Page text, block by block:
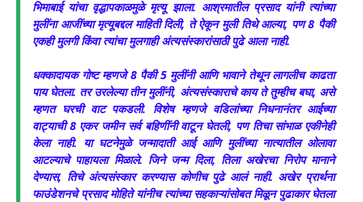
भिमाबाई यांचा वृद्धापकाळमुळे मृत्यू झाला. आश्रमातील प्रसाद यांनी त्यांच्या
मुलींना आजींच्या मृत्यूबद्दल माहिती दिली, ते ऐकून मुली तिथे आल्या, पण 8 पैकी
एकही मुलगी किंवा त्यांचा मुलगाही अंत्यसंस्कारांसाठी पुढे आला नाही.
धक्कादायक गोष्ट म्हणजे 8 पैकी 5 मुलींनी आणि भावाने तेथून लागलीच काढता
पाय घेतला. तर उरलेल्या तीन मुलींनी, अंत्यसंस्काराचे काय ते तुम्हीच बघा, असे
म्हणत घरची वाट पकडली. विशेष म्हणजे वडिलांच्या निधनानंतर आईच्या
वाट्याची 8 एकर जमीन सर्व बहिणींनी वाटून घेतली, पण तिचा सांभाळ एकीनेही
केला नाही. या घटनेमुळे जन्मादाती आई आणि मुलींच्या नात्यातील ओलावा
आटल्याचे पाहायला मिळाले. जिने जन्म दिला, तिला अखेरचा निरोप मानाने
देण्यास, तिचे अंत्यसंस्कार करण्यास कोणीच पुढे आलं नाही. अखेर प्रार्थना
फाउंडेशनचे प्रसाद मोहिते यांनीच त्यांच्या सहकाऱ्यांसोबत मिळून पुढाकार घेतला